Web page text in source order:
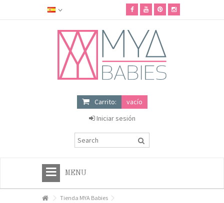
Carrito:
vacío
Iniciar sesión
MENU
HOME Tienda MYA Babies